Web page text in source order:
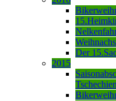
Der
2015
Tschechien